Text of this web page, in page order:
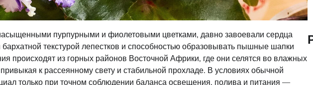
пурпурными и фиолетовыми цветками, давно завоевали сердца
текстурой лепестков и способностью образовывать пышные шапки
происходят из горных районов Восточной Африки, где они селятся во влажных
к рассеянному свету и стабильной прохладе. В условиях обычной
только при точном соблюдении баланса освещения, полива и питания —